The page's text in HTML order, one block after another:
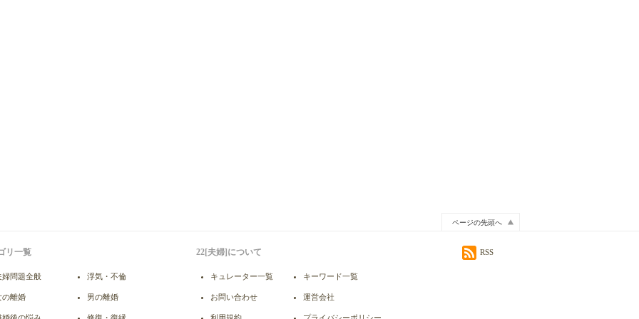
ページの先頭へ
リ一覧
婦問題全般 浮気・不倫
の離婚 男の離婚
22[夫婦]について
キュレーター一覧 キーワード一覧
お問い合わせ 運営会社
RSS